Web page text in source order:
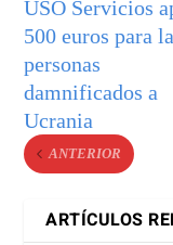
USO Servicios
500 euros para
personas
damnificados a
Ucrania
ANTERIOR
ARTÍCULOS